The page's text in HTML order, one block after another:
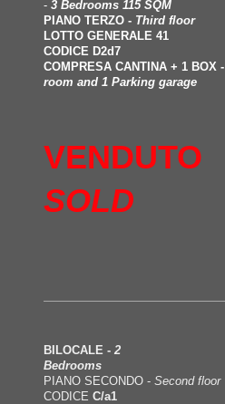
- 3 Bedrooms 115 SQM
PIANO TERZO - Third floor
LOTTO GENERALE 41
CODICE D2d7
COMPRESA CANTINA + 1 BOX -
room and 1 Parking garage
VENDUTO
SOLD
BILOCALE - 2
Bedrooms
PIANO SECONDO - Second floor
CODICE C/a1